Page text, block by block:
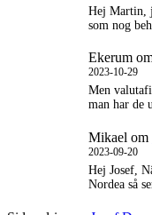
Hej Martin,
som nog
Ekerum
2023-10-29
Men
man har de
Mikael om
2023-09-20
Hej Josef,
Nordea så